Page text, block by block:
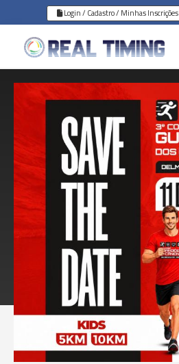
Login / Cadastro / Minhas Inscrições